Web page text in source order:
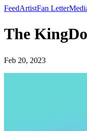
FeedArtistFan Letter
The
Feb 20, 2023